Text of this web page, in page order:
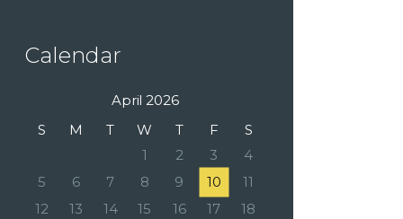
Calendar
April 2026
S
M T W T F
S
1
2 3
4
5
6 7 8 9 10
11
12
13 14 15 16 17
18